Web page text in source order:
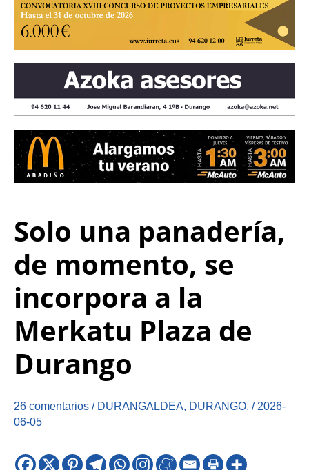
Solo una panadería,
de momento, se
incorpora a la
Merkatu Plaza de
Durango
26 comentarios / DURANGALDEA, DURANGO, / 2026-
06-05